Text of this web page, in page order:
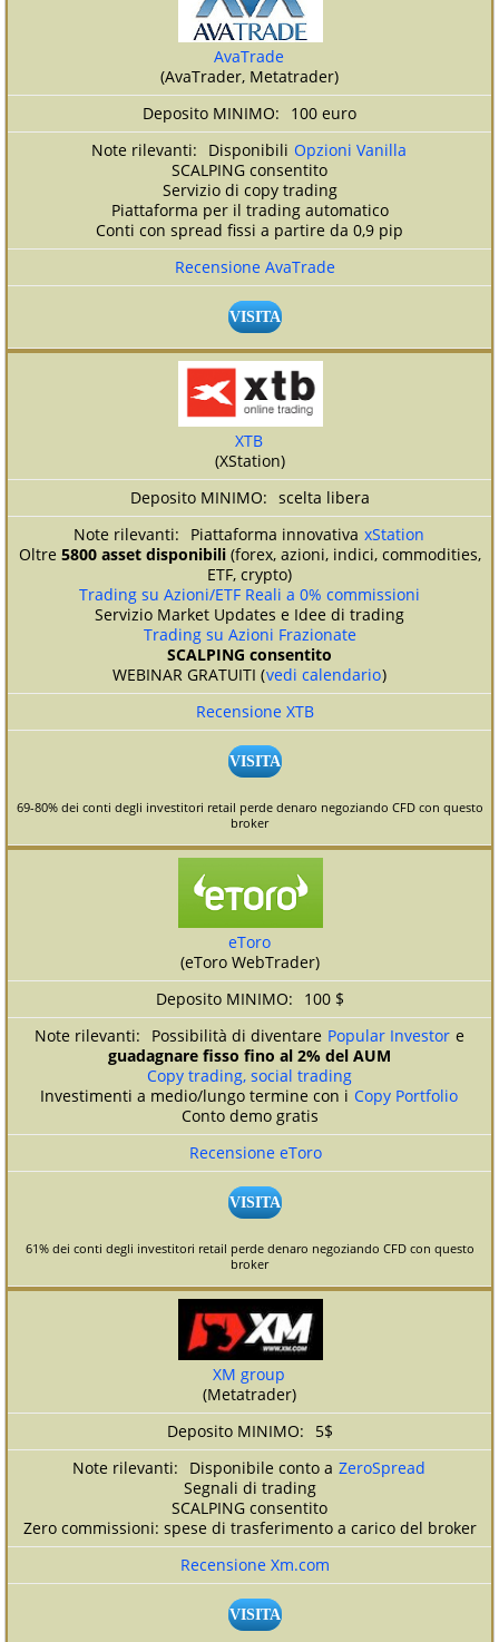
AvaTrade
(AvaTrader, Metatrader)
100 euro
Disponibili Opzioni Vanilla
SCALPING consentito
Servizio di copy trading
Piattaforma per il trading automatico
Conti con spread fissi a partire da 0,9 pip
Recensione AvaTrade
VISITA
XTB
(XStation)
scelta libera
Piattaforma innovativa xStation
Oltre 5800 asset disponibili(forex, azioni, indici, commodities,
ETF, crypto)
Trading su Azioni/ETF Reali a 0% commissioni
Servizio Market Updates e Idee di trading
Trading su Azioni Frazionate
SCALPING consentito
WEBINAR GRATUITI (vedi calendario)
Recensione XTB
VISITA
69-80% dei conti degli investitori retail perde denaro negoziando CFD con questo
broker
eToro
(eToro WebTrader)
100 $
Possibilità di diventare Popular Investor e
guadagnare fisso fino al 2% del AUM
Copy trading, social trading
Investimenti a medio/lungo termine con i Copy Portfolio
Conto demo gratis
Recensione eToro
VISITA
61% dei conti degli investitori retail perde denaro negoziando CFD con questo
broker
XM group
(Metatrader)
5$
Disponibile conto a ZeroSpread
Segnali di trading
SCALPING consentito
Zero commissioni: spese di trasferimento a carico del broker
Recensione Xm.com
VISITA